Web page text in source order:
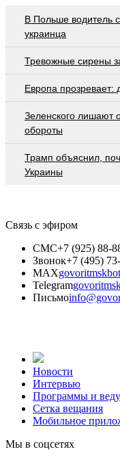
В Польше водитель
украинца
Тревожные сирены
Европа прозревает:
Зеленского лишают
обороты
Трамп объяснил,
Украины
Связь с эфиром
СМС+7 (925) 88-
Звонок+7 (495)
MAXgovoritmskbot
Telegram
Письмо
Новости
Интервью
Программы и
Сетка вещания
Мобильное
Мы в соцсетях